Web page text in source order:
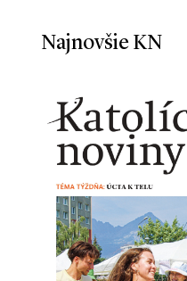
Najnovšie KN